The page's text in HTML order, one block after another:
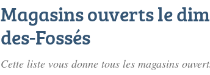
Magasins ouverts le
des-Fossés
Cette liste vous donne tous les magasins